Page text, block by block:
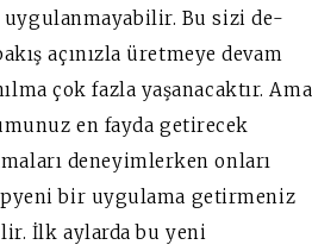
Bu sizi de-
açınızla üretmeye devam
çok fazla yaşanacaktır. Ama
en fayda getirecek
deneyimlerken onları
bir uygulama getirmeniz
İlk aylarda bu yeni